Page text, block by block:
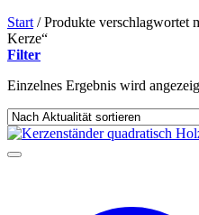
Start /Produkte verschlagwortet
Kerze“
Filter
Einzelnes Ergebnis wird